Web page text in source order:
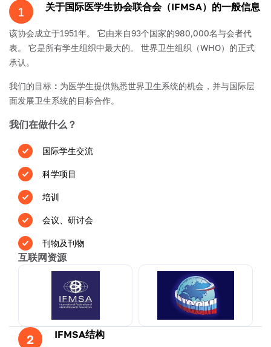
1 关于国际医学生协会联合会（IFMSA）的一般信息
该协会成立于1951年。 它由来自93个国家的980,000名与会者代
表。 它是所有学生组织中最大的。 世界卫生组织（WHO）的正式
承认。
我们的目标 ： 为医学生提供熟悉世界卫生系统的机会，并与国际层
面发展卫生系统的目标合作。
我们在做什么？
国际学生交流
科学项目
培训
会议、研讨会
刊物及刊物
互联网资源
2
IFMSA结构